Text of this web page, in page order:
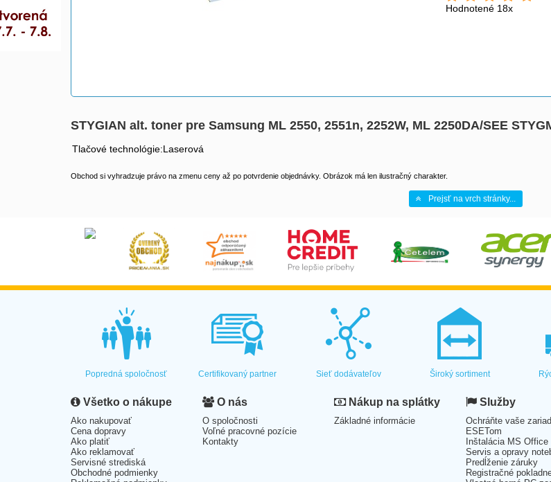
Hodnotené 18x
STYGIAN alt. toner pre Samsung ML 2550, 2551n, 2252W, ML 2250DA/SEE
Tlačové technológie:Laserová
Obchod si vyhradzuje právo na zmenu ceny až po potvrdenie objednávky. Obrázok má len ilustračný charakter.
Prejsť na vrch stránky...
Popredná spoločnosť Certifikovaný partner Sieť dodávateľov Široký sortiment
Všetko o nákupe
Ako nakupovať
Cena dopravy
Ako platiť
Ako reklamovať
Servisné strediská
Obchodné podmienky
O nás
O spoločnosti
Voľné pracovné pozície
Kontakty
Nákup na splátky
Základné informácie
Služby
Ochráňte vaše
ESETom
Inštalácia MS Office
Servis a opravy
Predĺženie záruky
Registračné